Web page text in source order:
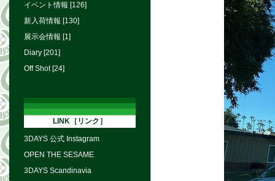
イベント情報 [126]
新入荷情報 [130]
展示会情報 [1]
Diary [201]
Off Shot [24]
LINK［リンク］
3DAYS 公式 Instagram
OPEN THE SESAME
3DAYS Scandinavia